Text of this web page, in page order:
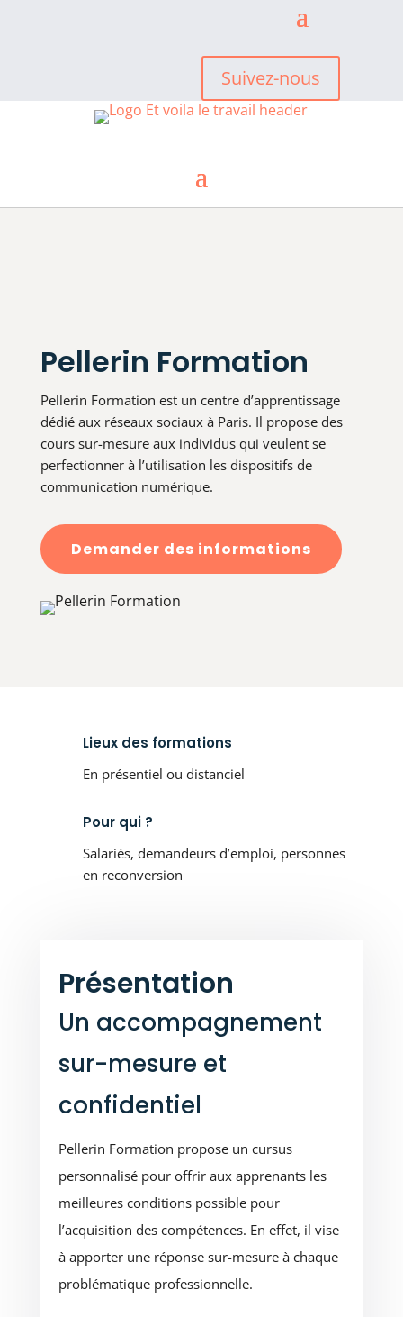
Suivez-nous
Pellerin Formation
Pellerin Formation est un centre d’apprentissage
dédié aux réseaux sociaux à Paris. Il propose des
cours sur-mesure aux individus qui veulent se
perfectionner à l’utilisation les dispositifs de
communication numérique.
Demander des informations
Lieux des formations
En présentiel ou distanciel
Pour qui ?
Salariés, demandeurs d’emploi, personnes
en reconversion
Présentation
Un accompagnement
sur-mesure et
confidentiel
Pellerin Formation propose un cursus
personnalisé pour offrir aux apprenants les
meilleures conditions possible pour
l’acquisition des compétences. En effet, il vise
à apporter une réponse sur-mesure à chaque
problématique professionnelle.